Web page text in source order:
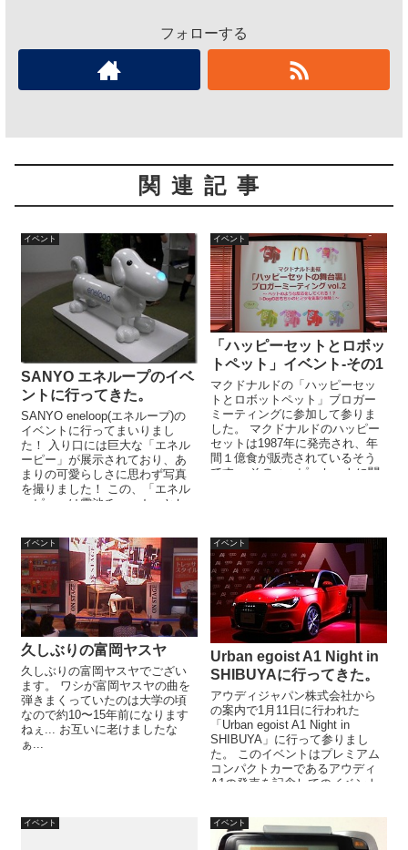
フォローする
関連記事
イベント
SANYO エネループのイベ
ントに行ってきた。
SANYO eneloop(エネループ)の
イベントに行ってまいりまし
た！ 入り口には巨大な「エネル
ーピー」が展示されており、あ
まりの可愛らしさに思わず写真
を撮りました！ この、「エネル
ーピー」は電池チェッカーとし
イベント
「ハッピーセットとロボッ
トペット」イベント-その1
マクドナルドの「ハッピーセッ
トとロボットペット」ブロガー
ミーティングに参加して参りま
した。 マクドナルドのハッピー
セットは1987年に発売され、年
間１億食が販売されているそう
です。 そのハッピーセットに関
イベント
久しぶりの富岡ヤスヤ
久しぶりの富岡ヤスヤでござい
ます。 ワシが富岡ヤスヤの曲を
弾きまくっていたのは大学の頃
なので約10〜15年前になります
ねぇ... お互いに老けましたな
ぁ...
イベント
Urban egoist A1 Night in
SHIBUYAに行ってきた。
アウディジャパン株式会社から
の案内で1月11日に行われた
「Urban egoist A1 Night in
SHIBUYA」に行って参りまし
た。 このイベントはプレミアム
コンパクトカーであるアウディ
A1の発売を記念してのイベント
イベント イベント